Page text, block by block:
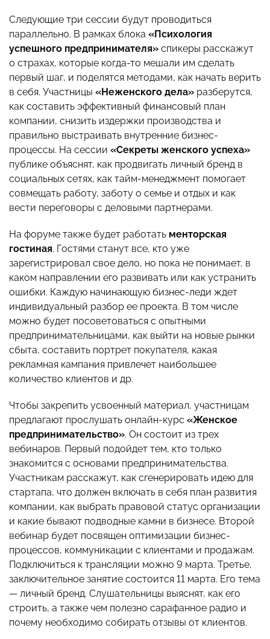
Следующие три сессии будут проводиться
параллельно. В рамках блока «Психология
успешного предпринимателя» спикеры расскажут
о страхах, которые когда-то мешали им сделать
первый шаг, и поделятся методами, как начать верить
в себя. Участницы «Неженского дела» разберутся,
как составить эффективный финансовый план
компании, снизить издержки производства и
правильно выстраивать внутренние бизнес-
процессы. На сессии «Секреты женского успеха»
публике объяснят, как продвигать личный бренд в
социальных сетях, как тайм-менеджмент помогает
совмещать работу, заботу о семье и отдых и как
вести переговоры с деловыми партнерами.
На форуме также будет работать менторская
гостиная. Гостями станут все, кто уже
зарегистрировал свое дело, но пока не понимает, в
каком направлении его развивать или как устранить
ошибки. Каждую начинающую бизнес-леди ждет
индивидуальный разбор ее проекта. В том числе
можно будет посоветоваться с опытными
предпринимательницами, как выйти на новые рынки
сбыта, составить портрет покупателя, какая
рекламная кампания привлечет наибольшее
количество клиентов и др.
Чтобы закрепить усвоенный материал, участницам
предлагают прослушать онлайн-курс «Женское
предпринимательство». Он состоит из трех
вебинаров. Первый подойдет тем, кто только
знакомится с основами предпринимательства.
Участникам расскажут, как сгенерировать идею для
стартапа, что должен включать в себя план развития
компании, как выбрать правовой статус организации
и какие бывают подводные камни в бизнесе. Второй
вебинар будет посвящен оптимизации бизнес-
процессов, коммуникации с клиентами и продажам.
Подключиться к трансляции можно 9 марта. Третье,
заключительное занятие состоится 11 марта. Его тема
— личный бренд. Слушательницы выяснят, как его
строить, а также чем полезно сарафанное радио и
почему необходимо собирать отзывы от клиентов.